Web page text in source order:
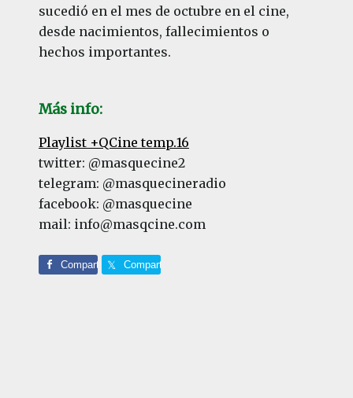
sucedió en el mes de octubre en el cine,
desde nacimientos, fallecimientos o
hechos importantes.
Más info:
Playlist +QCine temp.16
twitter: @masquecine2
telegram: @masquecineradio
facebook: @masquecine
mail: info@masqcine.com
Comparte Comparte